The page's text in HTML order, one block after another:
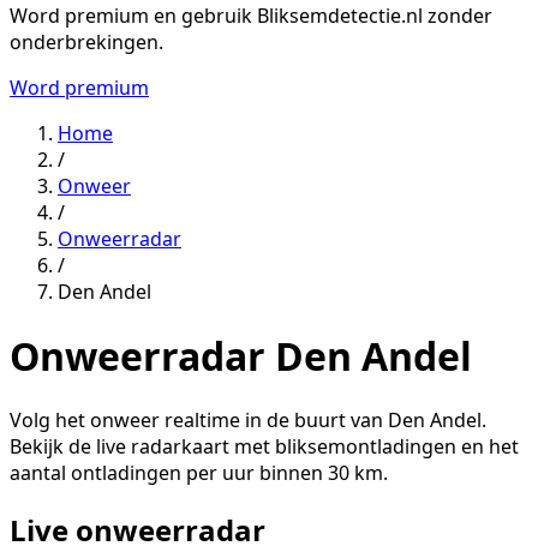
Word premium en gebruik Bliksemdetectie.nl zonder
onderbrekingen.
Word premium
Home
/
Onweer
/
Onweerradar
/
Den Andel
Onweerradar Den Andel
Volg het onweer realtime in de buurt van Den Andel.
Bekijk de live radarkaart met bliksemontladingen en het
aantal ontladingen per uur binnen 30 km.
Live onweerradar